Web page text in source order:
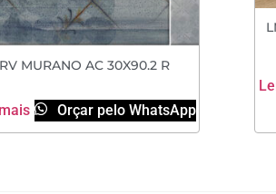
RV MURANO AC 30X90.2 R
Orçar pelo WhatsApp